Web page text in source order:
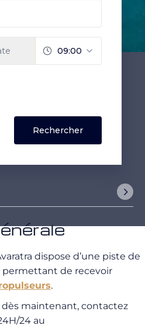
dispose d’une piste de
permettant de recevoir
.
maintenant, contactez
24 au